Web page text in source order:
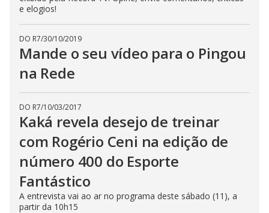
e elogios!
DO R7/30/10/2019
Mande o seu vídeo para o Pingou
na Rede
DO R7/10/03/2017
Kaká revela desejo de treinar
com Rogério Ceni na edição de
número 400 do Esporte
Fantástico
A entrevista vai ao ar no programa deste sábado (11), a
partir da 10h15